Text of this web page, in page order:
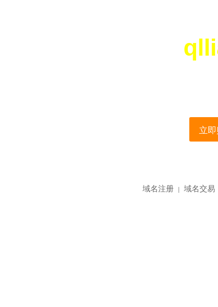
立
域名注册 | 域名交易